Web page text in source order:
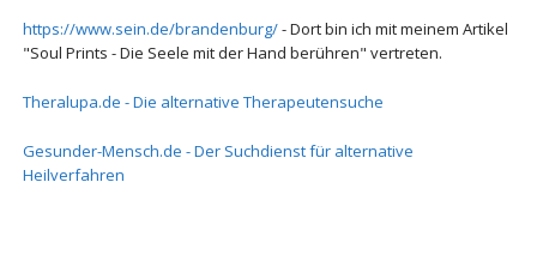
https://www.sein.de/brandenburg/- Dort bin ich mit meinem Artikel
"Soul Prints - Die Seele mit der Hand berühren" vertreten.
Theralupa.de - Die alternative Therapeutensuche
Gesunder-Mensch.de - Der Suchdienst für alternative
Heilverfahren